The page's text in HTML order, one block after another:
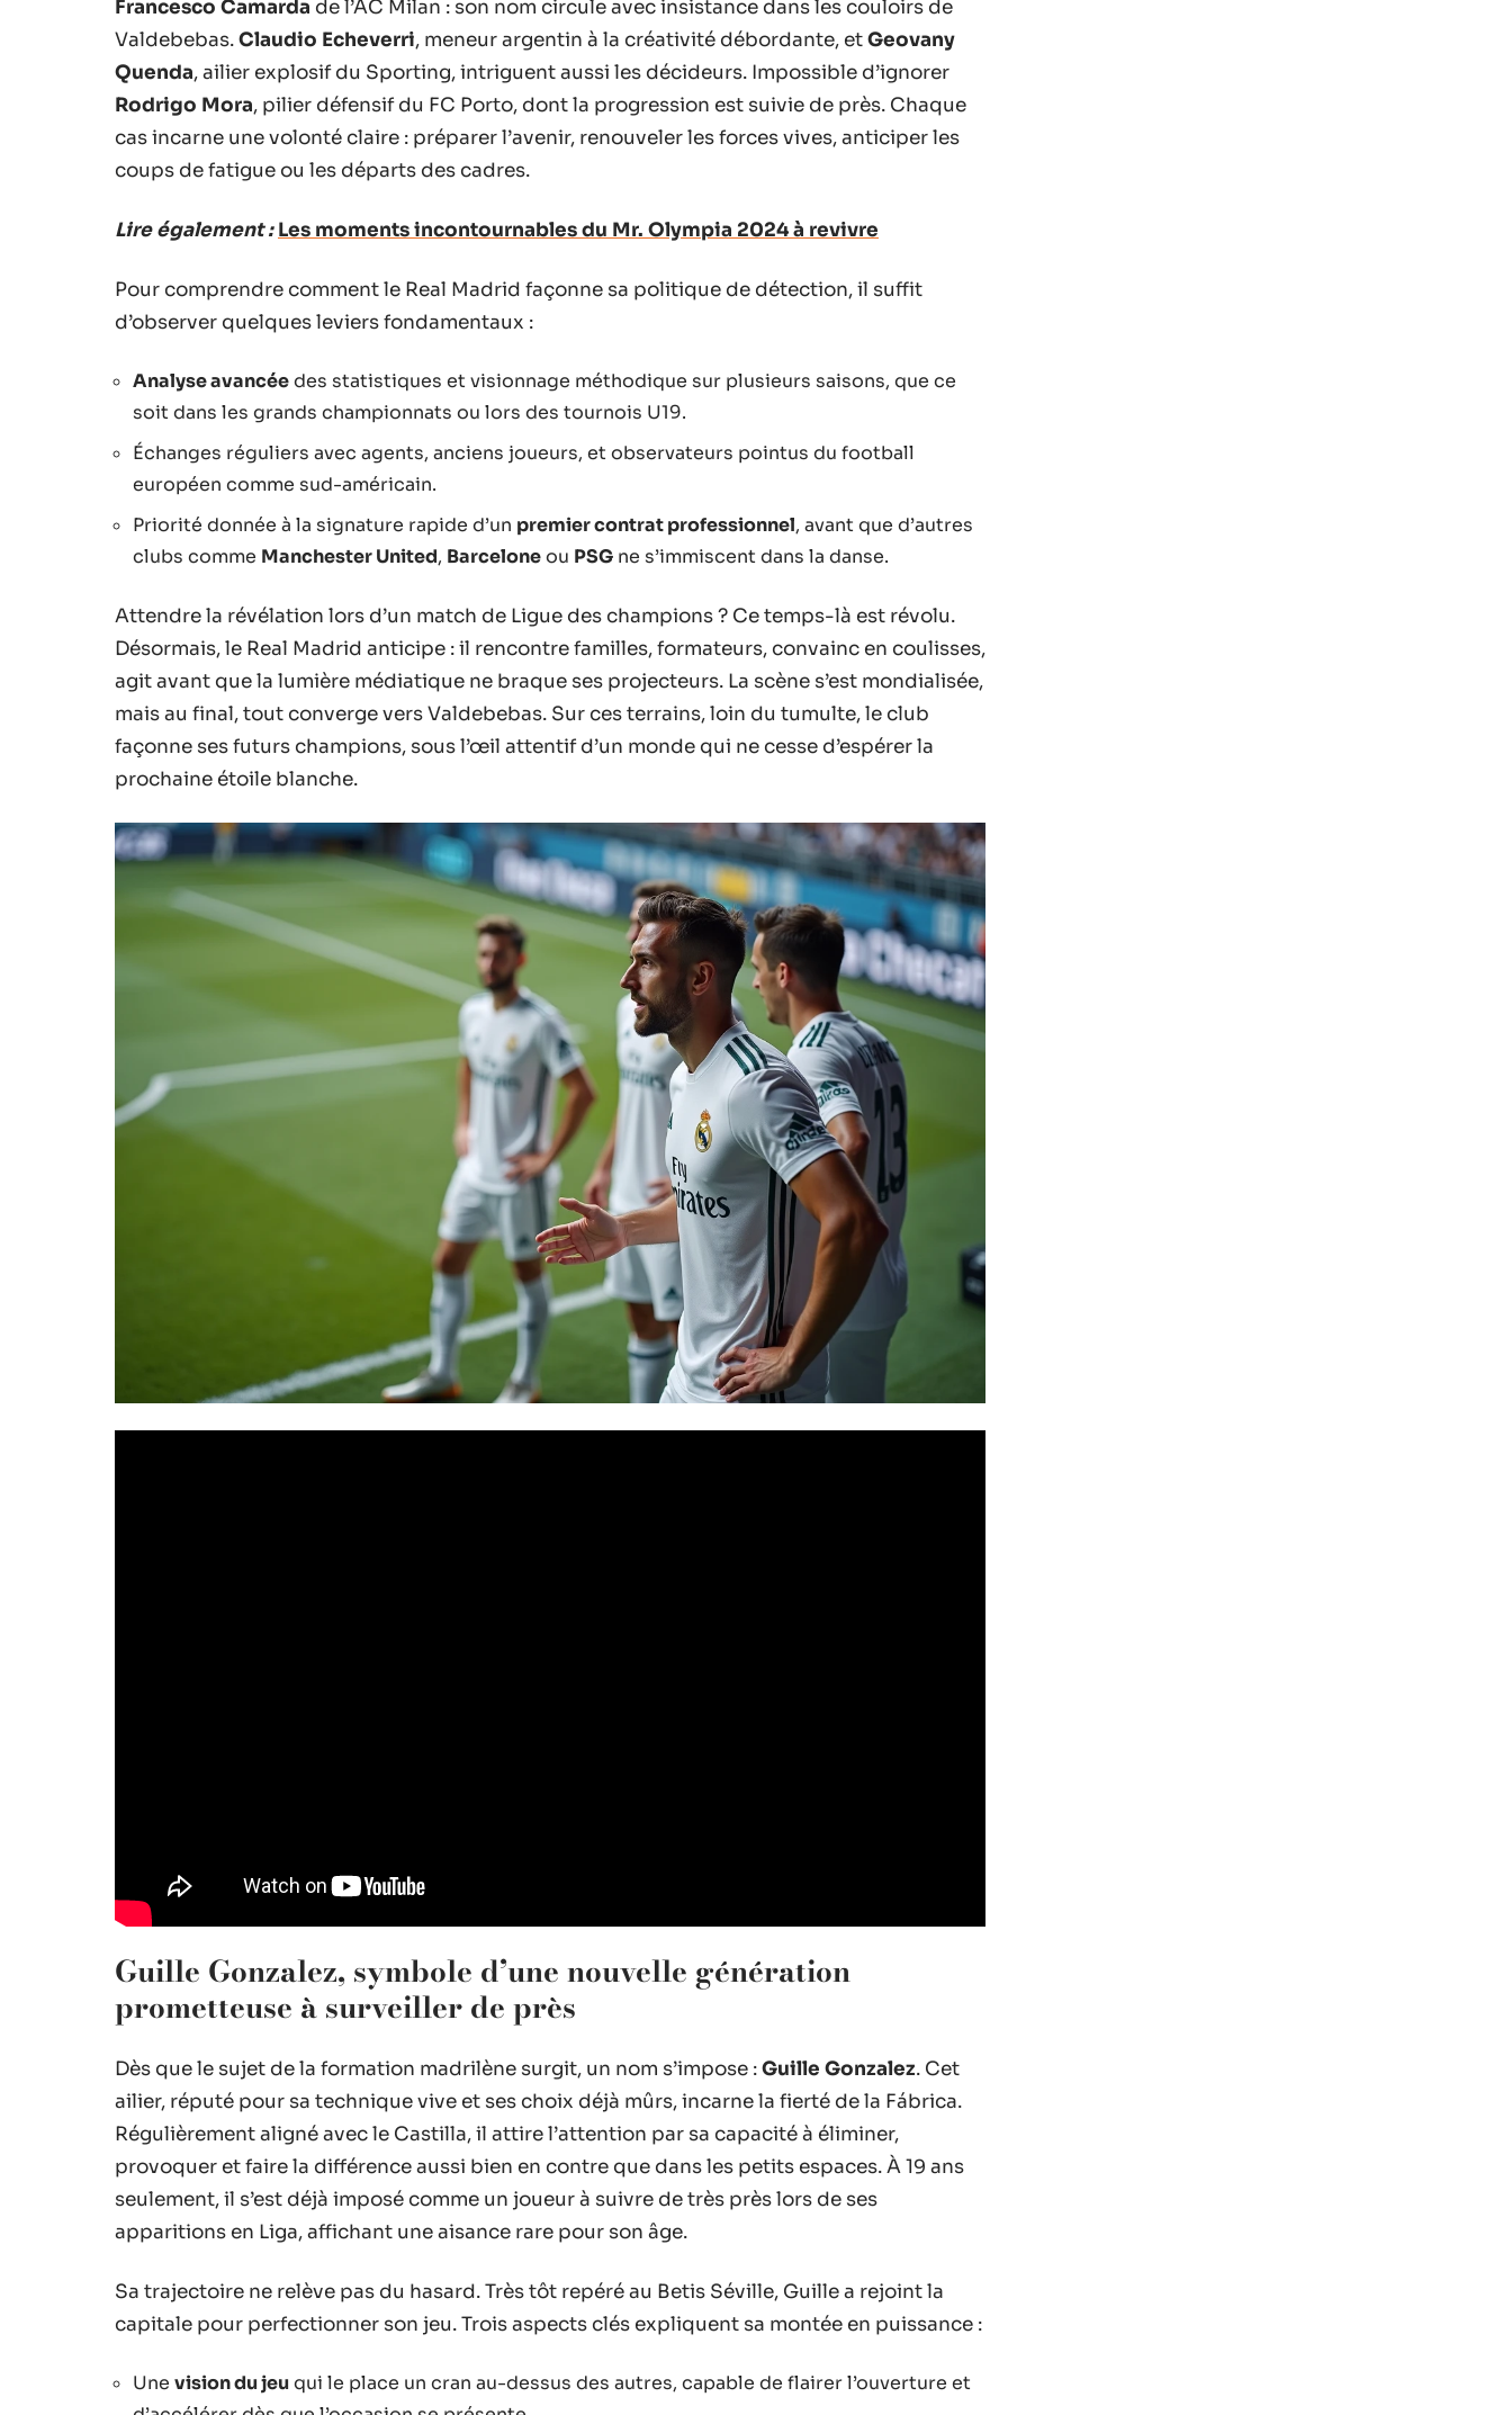
Francesco Camarda de l’AC Milan : son nom circule avec insistance dans les couloirs de
Valdebebas.Claudio Echeverri, meneur argentin à la créativité débordante, etGeovany
Quenda, ailier explosif du Sporting, intriguent aussi les décideurs. Impossible d’ignorer
Rodrigo Mora, pilier défensif du FC Porto, dont la progression est suivie de près. Chaque
cas incarne une volonté claire : préparer l’avenir, renouveler les forces vives, anticiper les
coups de fatigue ou les départs des cadres.
Lire également : Les moments incontournables du Mr. Olympia 2024 à revivre
Pour comprendre comment le Real Madrid façonne sa politique de détection, il suffit
d’observer quelques leviers fondamentaux :
Analyse avancéedes statistiques et visionnage méthodique sur plusieurs saisons, que ce
soit dans les grands championnats ou lors des tournois U19.
Échanges réguliers avec agents, anciens joueurs, et observateurs pointus du football
européen comme sud-américain.
Priorité donnée à la signature rapide d’un premier contrat professionnel, avant que d’autres
clubs comme Manchester United, Barceloneou PSG ne s’immiscent dans la danse.
Attendre la révélation lors d’un match de Ligue des champions ? Ce temps-là est révolu.
Désormais, le Real Madrid anticipe : il rencontre familles, formateurs, convainc en coulisses,
agit avant que la lumière médiatique ne braque ses projecteurs. La scène s’est mondialisée,
mais au final, tout converge vers Valdebebas. Sur ces terrains, loin du tumulte, le club
façonne ses futurs champions, sous l’œil attentif d’un monde qui ne cesse d’espérer la
prochaine étoile blanche.
Guille Gonzalez, symbole d’une nouvelle génération
prometteuse à surveiller de près
Dès que le sujet de la formation madrilène surgit, un nom s’impose :Guille Gonzalez. Cet
ailier, réputé pour sa technique vive et ses choix déjà mûrs, incarne la fierté de la Fábrica.
Régulièrement aligné avec le Castilla, il attire l’attention par sa capacité à éliminer,
provoquer et faire la différence aussi bien en contre que dans les petits espaces. À 19 ans
seulement, il s’est déjà imposé comme un joueur à suivre de très près lors de ses
apparitions en Liga, affichant une aisance rare pour son âge.
Sa trajectoire ne relève pas du hasard. Très tôt repéré au Betis Séville, Guille a rejoint la
capitale pour perfectionner son jeu. Trois aspects clés expliquent sa montée en puissance :
Une vision du jeuqui le place un cran au-dessus des autres, capable de flairer l’ouverture et